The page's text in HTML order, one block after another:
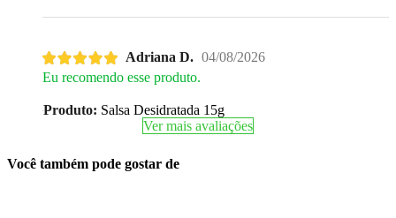
Adriana D. 04/08/2026
Eu recomendo esse produto.
Produto: Salsa Desidratada 15g
Ver mais avaliações
Você também pode gostar de